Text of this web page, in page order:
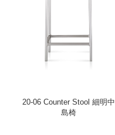
20-06 Counter Stool 細明中
島椅